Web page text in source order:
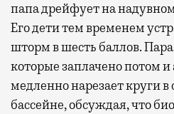
папа дрейфует на
Его дети тем временем
шторм в шесть баллов.
которые заплачено потом
медленно нарезает круги
бассейне, обсуждая, что